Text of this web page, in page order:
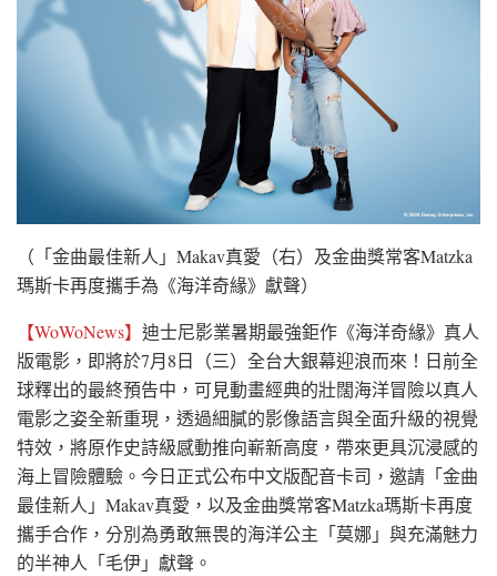
（「金曲最佳新人」Makav真愛（右）及金曲獎常客Matzka
瑪斯卡再度攜手為《海洋奇緣》獻聲）
【WoWoNews】 迪士尼影業暑期最強鉅作《海洋奇緣》真人
版電影，即將於7月8日（三）全台大銀幕迎浪而來！日前全
球釋出的最終預告中，可見動畫經典的壯闊海洋冒險以真人
電影之姿全新重現，透過細膩的影像語言與全面升級的視覺
特效，將原作史詩級感動推向嶄新高度，帶來更具沉浸感的
海上冒險體驗。今日正式公布中文版配音卡司，邀請「金曲
最佳新人」Makav真愛，以及金曲獎常客Matzka瑪斯卡再度
攜手合作，分別為勇敢無畏的海洋公主「莫娜」與充滿魅力
的半神人「毛伊」獻聲。